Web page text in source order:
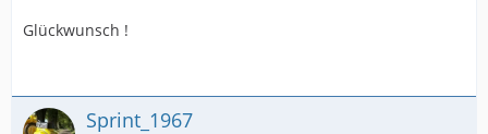
Glückwunsch !
Sprint_1967